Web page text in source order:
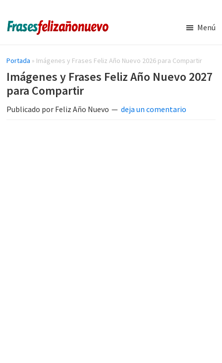
contenido
lateral
principal
Frases
de
Feliz
Año
Nuevo
de
navidad
y
año
nuevo
Menú
Portada » Imágenes y Frases Feliz Año Nuevo 2026 para Compartir
Imágenes y Frases Feliz Año Nuevo 2027
para Compartir
Publicado por Feliz Año Nuevo deja un comentario